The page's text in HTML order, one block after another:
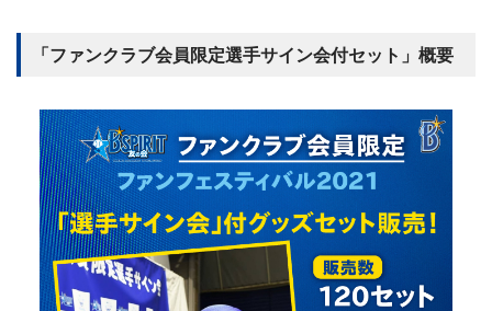
「ファンクラブ会員限定選手サイン会付セット」概要